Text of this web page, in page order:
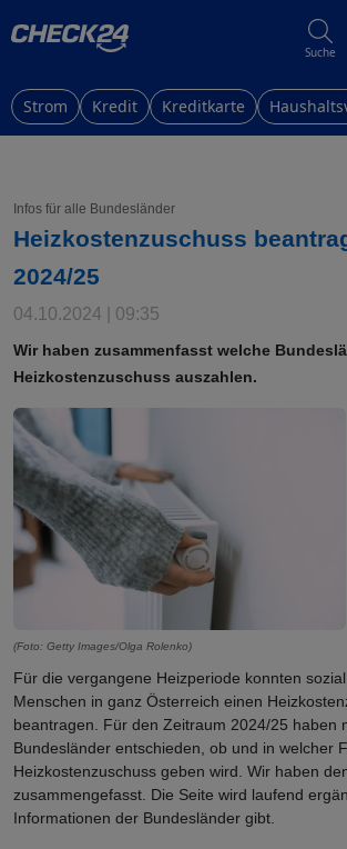
Suche
Strom Kredit Kreditkarte
Infos für alle Bundesländer
Heizkostenzuschuss
2024/25
04.10.2024 | 09:35
Wir haben zusammenfasst welche
Heizkostenzuschuss auszahlen.
(Foto: Getty Images/Olga Rolenko)
Für die vergangene Heizperiode konnten
Menschen in ganz Österreich einen
beantragen. Für den Zeitraum 2024/25 haben
Bundesländer entschieden, ob und in welcher
Heizkostenzuschuss geben wird. Wir haben
zusammengefasst. Die Seite wird laufend
Informationen der Bundesländer gibt.